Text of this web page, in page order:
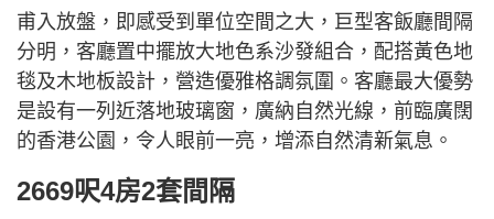
甫入放盤，即感受到單位空間之大，巨型客飯廳間隔
分明，客廳置中擺放大地色系沙發組合，配搭黃色地
毯及木地板設計，營造優雅格調氛圍。客廳最大優勢
是設有一列近落地玻璃窗，廣納自然光線，前臨廣闊
的香港公園，令人眼前一亮，增添自然清新氣息。
2669呎4房2套間隔